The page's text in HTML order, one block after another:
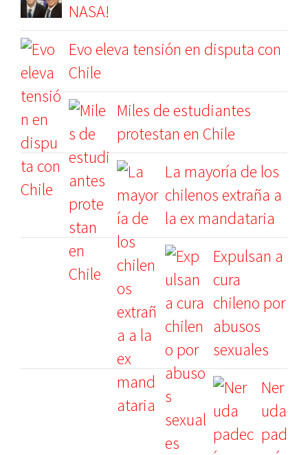
NASA!
Evo eleva tensión en disputa con
Chile
Miles de estudiantes
protestan en Chile
La mayoría de los
chilenos extraña a
la ex mandataria
Expulsan a
cura
chileno por
abusos
sexuales
Ner
uda
pad